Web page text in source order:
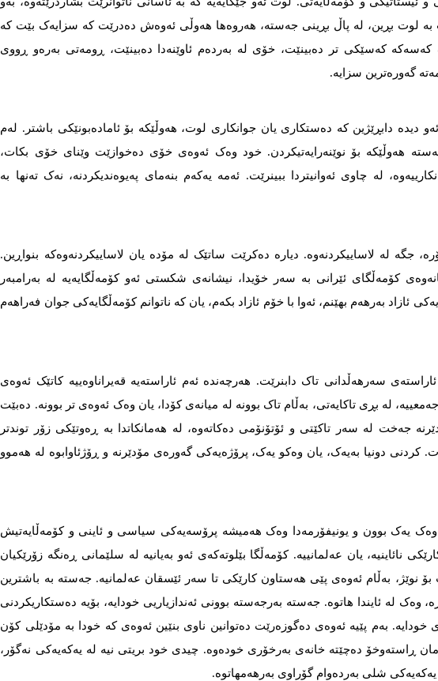
بە لوت بڕین، لە پاڵ بڕینی جەستە، هەروەها هەوڵی ئەوەش دەدرێت کە سزایەک بێت کە
کەسەکە کەسێکی تر دەبینێت، خۆی لە بەردەم ئاوێنەدا دەبینێت، ڕومەتی بەرەو ڕووی
گەورەترین سزایە.
دیدە دابڕێژین کە دەستکاری یان جوانکاری لوت، هەوڵێکە بۆ ئامادەبونێکی باشتر. لەم
هەوڵێکە بۆ نوێنەرایەتیکردن. خود وەک ئەوەی خۆی دەخوازێت وێنای خۆی بکات،
لە چاوی ئەوانیتردا ببینرێت. ئەمە یەکەم بنەمای پەیوەندیکردنە، نەک تەنها بە
جگە لە لاساییکردنەوە. دیارە دەکرێت ساتێک لە مۆدە یان لاساییکردنەوەکە بنواڕین.
کۆمەڵگای ئێرانی بە سەر خۆیدا، نیشانەی شکستی ئەو کۆمەڵگایەیە لە بەرامبەر
ئازاد بەرهەم بهێنم، ئەوا با خۆم ئازاد بکەم، یان کە ناتوانم کۆمەڵگایەکی جوان فەراهەم
سەرهەڵدانی تاک دابنرێت. هەرچەندە ئەم ئاراستەیە قەیراناوەییە کاتێک ئەوەی
لە بڕی تاکایەتی، بەڵام تاک بوونە لە میانەی کۆدا، یان وەک ئەوەی تر بوونە. دەبێت
جەخت لە سەر تاکێتی و ئۆتۆنۆمی دەکاتەوە، لە هەمانکاتدا بە ڕەوتێکی زۆر توندتر
کردنی دونیا بەیەک، یان وەکو یەک، پرۆژەیەکی گەورەی مۆدێرنە و ڕۆژئاوابوە لە هەموو
وەک یەک بوون و یونیفۆرمەدا وەک هەمیشە پرۆسەیەکی سیاسی و ئاینی و کۆمەڵایەتیش
نائاینیە، یان عەلمانییە. کۆمەڵگا بێلوتەکەی ئەو بەیانیە لە سلێمانی ڕەنگە زۆرێکیان
نوێژ، بەڵام ئەوەی پێی هەستاون کارێکی تا سەر ئێسقان عەلمانیە. جەستە بە باشترین
وەک لە ئایندا هاتوە. جەستە بەرجەستە بوونی ئەندازیاریی خودایە، بۆیە دەستکاریکردنی
بەم پێیە ئەوەی دەگوزەرێت دەتوانین ناوی بنێین ئەوەی کە خودا بە مۆدێلی کۆن
ڕاستەوخۆ دەچێتە خانەی بەرخۆری خودەوە. چیدی خود بریتی نیە لە یەکەیەکی نەگۆر،
شلی بەردەوام گۆراوی بەرهەمهاتوە.